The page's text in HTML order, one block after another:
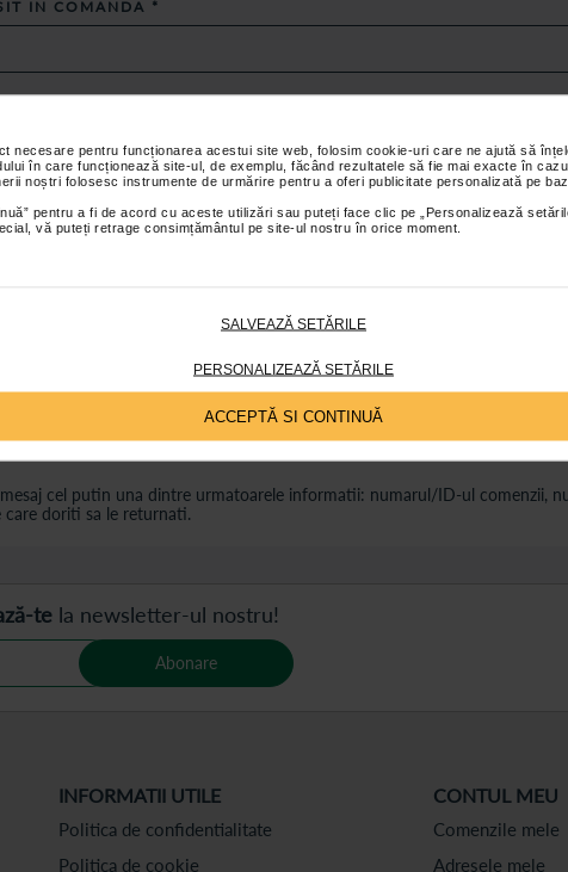
necesare pentru funcționarea acestui site web, folosim cookie-uri care ne ajută să
în care funcționează site-ul, de exemplu, făcând rezultatele să fie mai exacte în
noștri folosesc instrumente de urmărire pentru a oferi publicitate personalizată pe
pentru a fi de acord cu aceste utilizări sau puteți face clic pe „Personalizează
vă puteți retrage consimțământul pe site-ul nostru în orice moment.
SALVEAZĂ SETĂRILE
PERSONALIZEAZĂ SETĂRILE
ACCEPTĂ SI CONTINUĂ
IN COMANDA *
Solicit retragerea din contract
puteti transmite solicitarea de retur printr-o notificare scrisa la adresa
cel putin una dintre urmatoarele informatii: numarul/ID-ul comenzii,
care doriti sa le returnati.
te la newsletter-ul nostru!
Abonare
INFORMATII UTILE
Politica de confidentialitate
Politica de cookie
CONTUL MEU
Comenzile mele
Adresele mele